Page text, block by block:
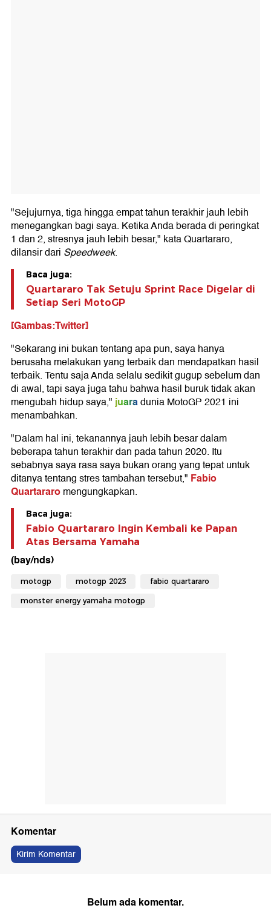
"Sejujurnya, tiga hingga empat tahun terakhir jauh lebih
menegangkan bagi saya. Ketika Anda berada di peringkat
1 dan 2, stresnya jauh lebih besar," kata Quartararo,
dilansir dari Speedweek.
Baca juga:
Quartararo Tak Setuju Sprint Race Digelar di
Setiap Seri MotoGP
[Gambas:Twitter]
"Sekarang ini bukan tentang apa pun, saya hanya
berusaha melakukan yang terbaik dan mendapatkan hasil
terbaik. Tentu saja Anda selalu sedikit gugup sebelum dan
di awal, tapi saya juga tahu bahwa hasil buruk tidak akan
mengubah hidup saya,"juaradunia MotoGP 2021 ini
menambahkan.
"Dalam hal ini, tekanannya jauh lebih besar dalam
beberapa tahun terakhir dan pada tahun 2020. Itu
sebabnya saya rasa saya bukan orang yang tepat untuk
ditanya tentang stres tambahan tersebut," Fabio
Quartararomengungkapkan.
Baca juga:
Fabio Quartararo Ingin Kembali ke Papan
Atas Bersama Yamaha
(bay/nds)
motogp motogp 2023 fabio quartararo
monster energy yamaha motogp
Komentar
Kirim Komentar
Belum ada komentar.